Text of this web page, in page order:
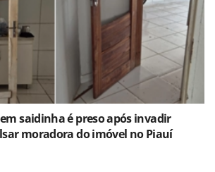
saidinha é preso após invadir
moradora do imóvel no Piauí